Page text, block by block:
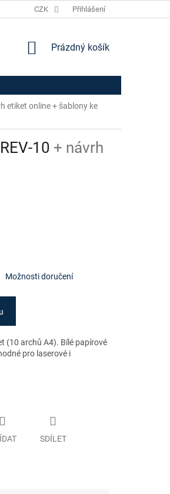
HODNOCENÍ OBCHODU
CZK Přihlášení
NÁKUPNÍ
Prázdný košík
etiket online + šablony ke
10 + návrh
Možnosti doručení
(10 archů A4). Bílé papírové
pro laserové i
SDÍLET